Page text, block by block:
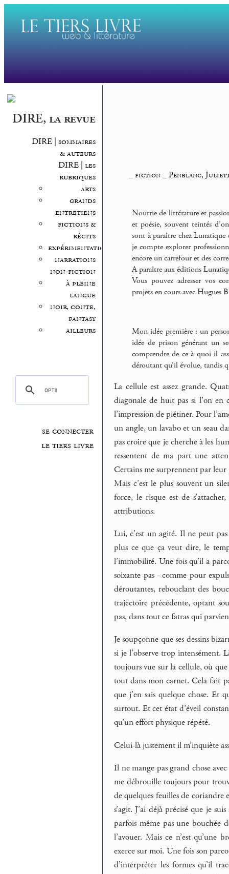
DIRE, la revue
DIRE | sommaires
& auteurs
DIRE | les
rubriques
arts
grands
entretiens
fictions &
récits
expérimentation
narrations
non-fiction
à pleine
langue
noir, conte,
fantasy
ailleurs
se connecter
le tiers livre
fiction_ Penblanc,
Nourrie de littérature et
et poésie, souvent teintés
sont à paraître chez Lunatique
je compte explorer
encore un carrefour et des
A paraître aux éditions
Vous pouvez adresser vos
projets en cours avec Hugues
Mon idée première : un
idée de prison générant un
comprendre de ce à quoi il
déroutant qu’il évolue, tandis
La cellule est assez grande.
diagonale de huit pas si l’on en
l’impression de piétiner. Pour
un angle, un lavabo et un seau
pas croire que je cherche à les
ressentent de ma part une
Certains me surprennent par leur
Mais c’est le plus souvent un
force, le risque est de
attributions.
Lui, c’est un agité. Il ne peut
plus ce que ça veut dire, le
l’immobilité. Une fois qu’il a
soixante pas - comme pour
déroutantes, rebouclant des
trajectoire précédente, optant
pas, dans tout ce fatras qui
Je soupçonne que ses dessins
si je l’observe trop intensément.
toujours vue sur la cellule, où
tout dans mon carnet. Cela fait
que j’en sais quelque chose. Et
surtout. Et cet état d’éveil
qu’un effort physique répété.
Celui-là justement il m’inquiète
Il ne mange pas grand chose
me débrouille toujours pour
de quelques feuilles de coriandre
s’agit. J’ai déjà précisé que je
parfois même pas une bouchée
l’avouer. Mais ce n’est qu’une
exerce sur moi. Une fois son
d’interpréter les formes qu’il